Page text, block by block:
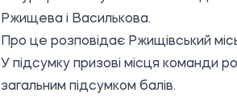
Ржищева і Василькова.
Про це розповідає Ржищівський
У підсумку призові місця команди
загальним підсумком балів.